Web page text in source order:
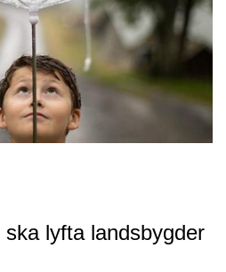
lyfta landsbygder